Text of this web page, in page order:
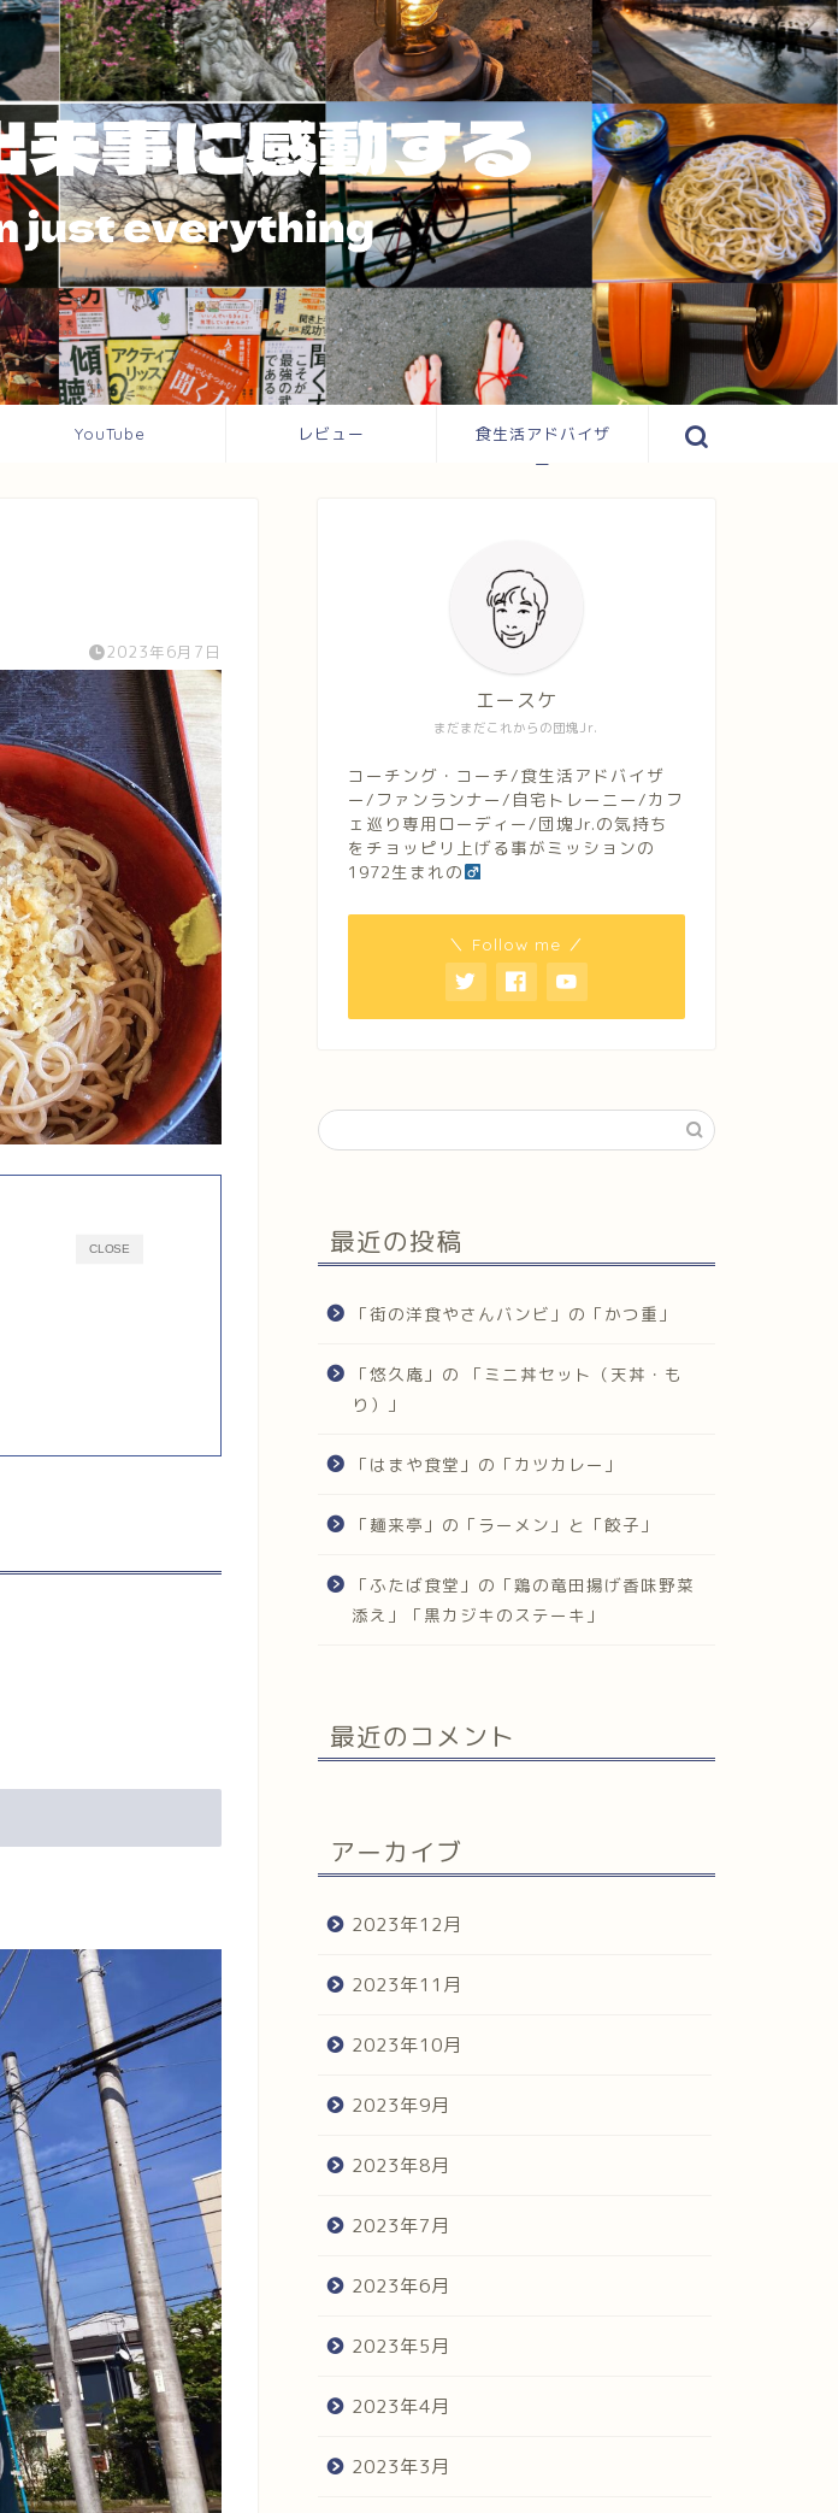
YouTube レビュー
食生活アドバイザ
ー
2023年6月7日
CLOSE
まだまだこれからの団塊Jr.
エースケ
コーチング・コーチ/食生活アドバイザ
ー/ファンランナー/自宅トレーニー/カフ
ェ巡り専用ローディー/団塊Jr.の気持ち
をチョッピリ上げる事がミッションの
1972生まれの
＼ Follow me ／
最近の投稿
「街の洋食やさんバンビ」の「かつ重」
「悠久庵」の 「ミニ丼セット（天丼・も
り）」
「はまや食堂」の「カツカレー」
「麺来亭」の「ラーメン」と「餃子」
「ふたば食堂」の「鶏の竜田揚げ香味野菜
添え」「黒カジキのステーキ」
最近のコメント
アーカイブ
2023年12月
2023年11月
2023年10月
2023年9月
2023年8月
2023年7月
2023年6月
2023年5月
2023年4月
2023年3月